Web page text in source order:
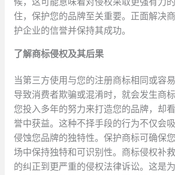
住，保护您的品牌至关重要。正面解决
护企业的信誉并保持其成功。
了解商标侵权及其后果
当第三方使用与您的注册商标相同或容
导致消费者欺骗或混淆时，就会发生商
您投入多年的努力来打造您的品牌，却
誉中获益。这种不择手段的行为不仅会
侵蚀您品牌的独特性。保护商标可确保
场中保持独特和可识别性。商标侵权补
的纠正到更严重的侵权法律诉讼。这是